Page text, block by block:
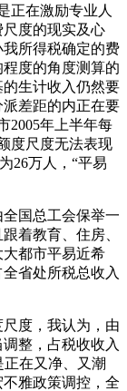
正在激励专业人
尺度的现实及心
所得税确定的费
度的角度测算的
生计收入仍然要
差距的内正在要
2005年上半年每
度尺度无法表现
26万人，“平易
国总工会保举一
着教育、住房、
都市平易近希
省处所税总收入
度，我认为，由
整，占税收收入
正在又净、又潮
雅政策调控，全